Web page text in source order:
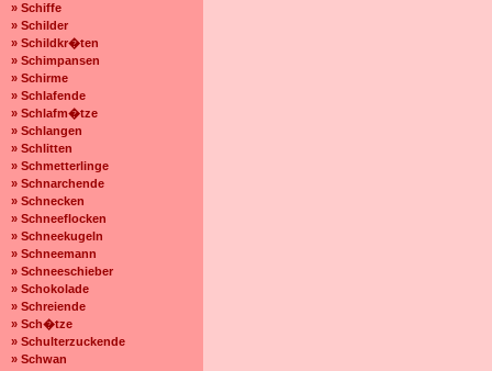
» Schiffe
» Schilder
» Schildkr�ten
» Schimpansen
» Schirme
» Schlafende
» Schlafm�tze
» Schlangen
» Schlitten
» Schmetterlinge
» Schnarchende
» Schnecken
» Schneeflocken
» Schneekugeln
» Schneemann
» Schneeschieber
» Schokolade
» Schreiende
» Sch�tze
» Schulterzuckende
» Schwan